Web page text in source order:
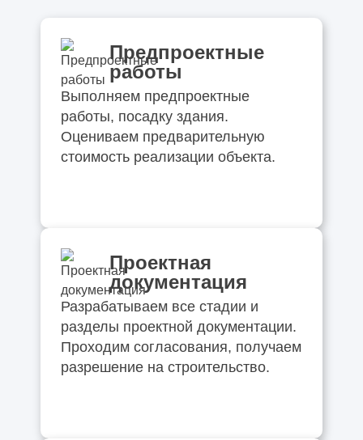
Предпроектные
работы
Выполняем предпроектные
работы, посадку здания.
Оцениваем предварительную
стоимость реализации объекта.
Проектная
документация
Разрабатываем все стадии и
разделы проектной документации.
Проходим согласования, получаем
разрешение на строительство.